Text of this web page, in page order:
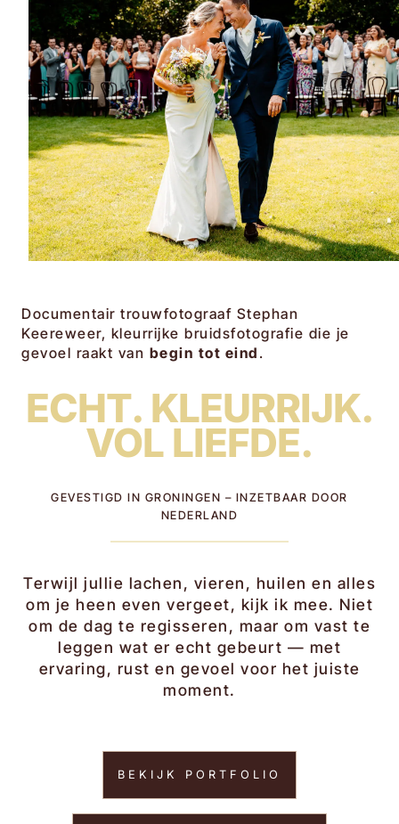
Documentair trouwfotograaf Stephan
Keereweer, kleurrijke bruidsfotografie die je
gevoel raakt van begin tot eind .
ECHT. KLEURRIJK.
VOL LIEFDE.
GEVESTIGD IN GRONINGEN – INZETBAAR DOOR
NEDERLAND
Terwijl jullie lachen, vieren, huilen en alles
om je heen even vergeet, kijk ik mee. Niet
om de dag te regisseren, maar om vast te
leggen wat er echt gebeurt — met
ervaring, rust en gevoel voor het juiste
moment.
BEKIJK PORTFOLIO